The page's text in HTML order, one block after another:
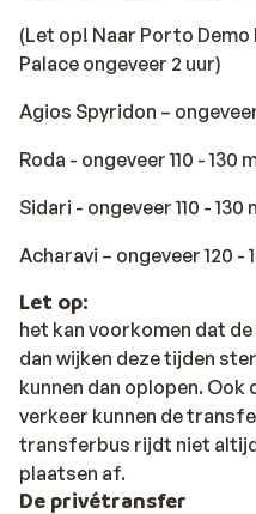
(Let op! Naar Porto
Palace ongeveer 2 uur)
Agios Spyridon –
Roda - ongeveer 110 - 130
Sidari - ongeveer 110 - 130
Acharavi – ongeveer 120 -
Let op:
het kan voorkomen dat
dan wijken deze tijden
kunnen dan oplopen.
verkeer kunnen de
transferbus rijdt niet
plaatsen af.
De privétransfer